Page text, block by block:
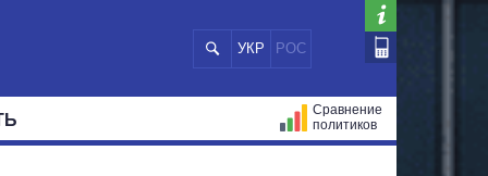
УКР РОС
Сравнение
политиков